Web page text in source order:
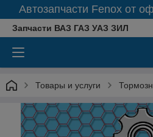
Автозапчасти Fenox от
Запчасти ВАЗ ГАЗ УАЗ ЗИЛ
Товары и услуги